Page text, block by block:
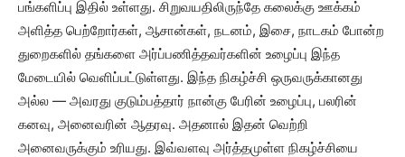
பங்களிப்பு இதில் உள்ளது. சிறுவயதிலிருந்தே கலைக்கு ஊக்கம்
அளித்த பெற்றோர்கள், ஆசான்கள், நடனம், இசை, நாடகம் போன்ற
துறைகளில் தங்களை அர்ப்பணித்தவர்களின் உழைப்பு இந்த
மேடையில் வெளிப்பட்டுள்ளது. இந்த நிகழ்ச்சி ஒருவருக்கானது
அல்ல — அவரது குடும்பத்தார் நான்கு பேரின் உழைப்பு, பலரின்
கனவு, அனைவரின் ஆதரவு. அதனால் இதன் வெற்றி
அனைவருக்கும் உரியது. இவ்வளவு அர்த்தமுள்ள நிகழ்ச்சியை